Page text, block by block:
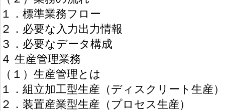
１．標準業務フロー
２．必要な入力出力情報
３．必要なデータ構成
４ 生産管理業務
（１）生産管理とは
１．組立加工型生産（ディスクリート生産）
２．装置産業型生産（プロセス生産）